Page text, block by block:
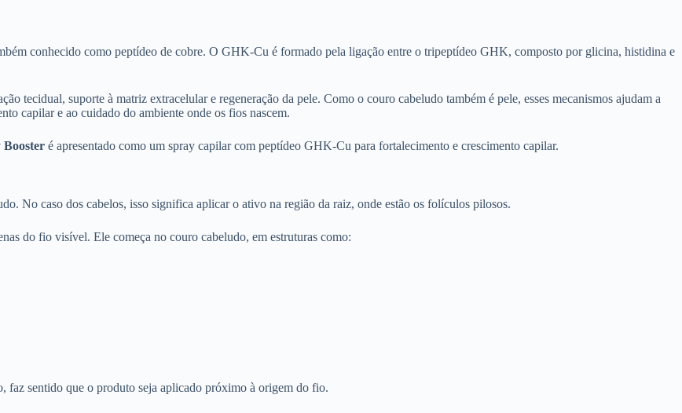
conhecido como peptídeo de cobre. O GHK-Cu é formado pela ligação entre o tripeptídeo GHK, composto por glicina, histidina e
tecidual, suporte à matriz extracelular e regeneração da pele. Como o couro cabeludo também é pele, esses mecanismos ajudam a
capilar e ao cuidado do ambiente onde os fios nascem.
é apresentado como um spray capilar com peptídeo GHK-Cu para fortalecimento e crescimento capilar.
No caso dos cabelos, isso significa aplicar o ativo na região da raiz, onde estão os folículos pilosos.
do fio visível. Ele começa no couro cabeludo, em estruturas como:
faz sentido que o produto seja aplicado próximo à origem do fio.